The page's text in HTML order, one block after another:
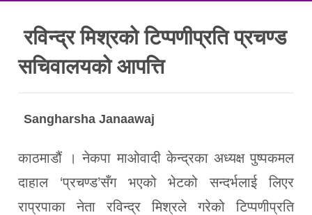
रविन्द्र मिश्रको टिप्पणीप्रति प्रचण्ड
सचिवालयको आपत्ति
Sangharsha Janaawaj
काठमाडौं । नेकपा माओवादी केन्द्रका अध्यक्ष पुष्पकमल
दाहाल ‘प्रचण्ड’सँग भएको भेटको सन्दर्भलाई लिएर
राप्रपाका नेता रविन्द्र मिश्रले गरेको टिप्पणीप्रति